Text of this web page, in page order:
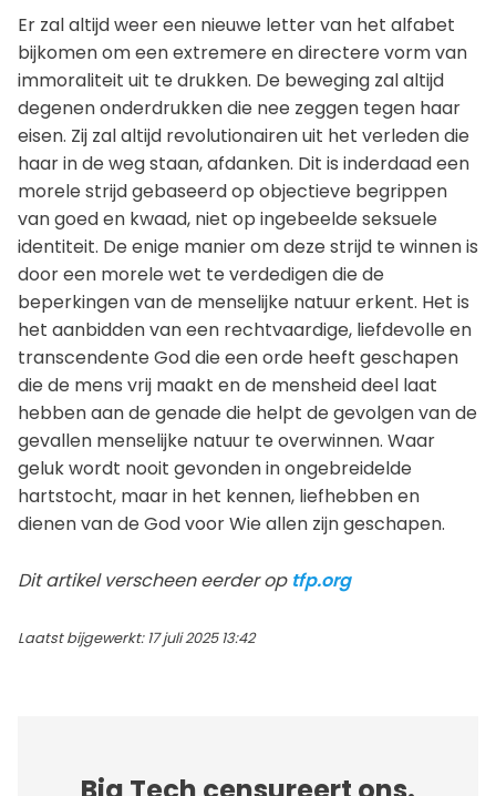
Er zal altijd weer een nieuwe letter van het alfabet
bijkomen om een extremere en directere vorm van
immoraliteit uit te drukken. De beweging zal altijd
degenen onderdrukken die nee zeggen tegen haar
eisen. Zij zal altijd revolutionairen uit het verleden die
haar in de weg staan, afdanken. Dit is inderdaad een
morele strijd gebaseerd op objectieve begrippen
van goed en kwaad, niet op ingebeelde seksuele
identiteit. De enige manier om deze strijd te winnen is
door een morele wet te verdedigen die de
beperkingen van de menselijke natuur erkent. Het is
het aanbidden van een rechtvaardige, liefdevolle en
transcendente God die een orde heeft geschapen
die de mens vrij maakt en de mensheid deel laat
hebben aan de genade die helpt de gevolgen van de
gevallen menselijke natuur te overwinnen. Waar
geluk wordt nooit gevonden in ongebreidelde
hartstocht, maar in het kennen, liefhebben en
dienen van de God voor Wie allen zijn geschapen.
Dit artikel verscheen eerder op tfp.org
Laatst bijgewerkt: 17 juli 2025 13:42